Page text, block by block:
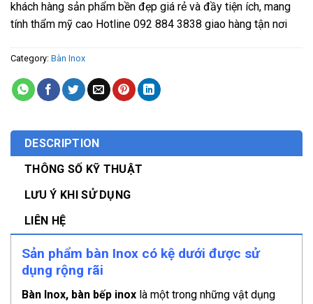
khách hàng sản phẩm bền đẹp giá rẻ và đầy tiện ích, mang
tính thẩm mỹ cao Hotline 092 884 3838 giao hàng tận nơi
Category: Bàn Inox
DESCRIPTION
THÔNG SỐ KỸ THUẬT
LƯU Ý KHI SỬ DỤNG
LIÊN HỆ
Sản phẩm bàn Inox có kệ dưới được sử
dụng rộng rãi
Bàn Inox, bàn bếp inox là một trong những vật dụng